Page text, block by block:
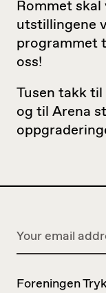
Rommet
utstillingene
programmet
oss!
Tusen takk
og til Arena
Foreningen